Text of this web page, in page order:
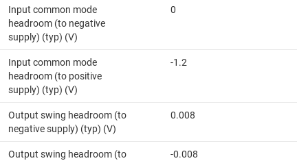
Input common mode
headroom (to negative
supply) (typ) (V)
0
Input common mode
headroom (to positive
supply) (typ) (V)
-1.2
Output swing headroom (to
negative supply) (typ) (V)
0.008
Output swing headroom (to
-0.008